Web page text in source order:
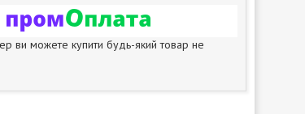
ви можете купити будь-який товар не